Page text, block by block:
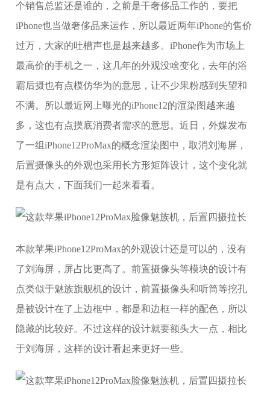
个销售总监还是谁的，之前是干奢侈品工作的，要把
iPhone也当做奢侈品来运作，所以最近两年iPhone的售价
过万，大家的吐槽声也是越来越多。iPhone作为市场上
最高价的手机之一，这几年的外观没啥变化，去年的浴
霸后摄也有点模仿华为的意思，让不少果粉感到失望和
不满。所以最近网上曝光的iPhone12的渲染图越来越
多，这也有点摸底消费者需求的意思。近日，外媒发布
了一组iPhone12ProMax的概念渲染图中，取消刘海屏，
后置摄像头的外观也采用长方形矩阵设计，这个变化就
是有点大，下面我们一起来看看。
本款苹果iPhone12ProMax的外观设计还是可以的，没有
了刘海屏，屏占比更高了。前置摄像头等模块的设计有
点类似于魅族旗舰机的设计，前置摄像头和听筒等挖孔
是被设计在了上边框中，都是和边框一样的配色，所以
隐藏的比较好。不过这样的设计就要额头大一点，相比
于刘海屏，这样的设计看起来更好一些。